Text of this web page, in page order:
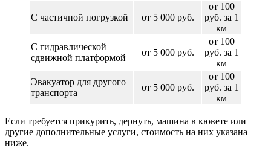
С частичной погрузкой от 5 000 руб.
от 100
руб. за 1
км
С гидравлической
сдвижной платформой
от 5 000 руб.
от 100
руб. за 1
км
Эвакуатор для другого
транспорта
от 5 000 руб.
от 100
руб. за 1
км
Если требуется прикурить, дернуть, машина в кювете или
другие дополнительные услуги, стоимость на них указана
ниже.